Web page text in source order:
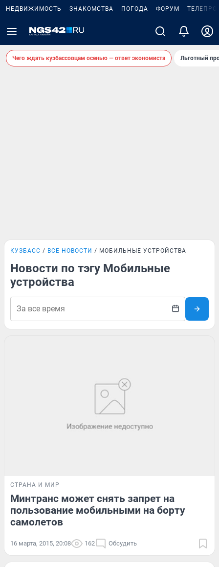
НЕДВИЖИМОСТЬ ЗНАКОМСТВА ПОГОДА ФОРУМ
Чего ждать кузбассовцам осенью — ответ экономиста Льготный
КУЗБАСС ВСЕ НОВОСТИ МОБИЛЬНЫЕ УСТРОЙСТВА
Новости по тэгу Мобильные
устройства
СТРАНА И МИР
Минтранс может снять запрет на
пользование мобильными на борту
самолетов
16 марта, 2015, 20:08 162 Обсудить